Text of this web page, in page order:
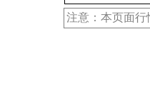
注意：本页面